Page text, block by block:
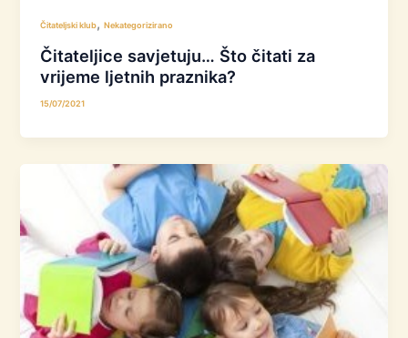
Čitateljski klub,Nekategorizirano
Čitateljice savjetuju… Što čitati za
vrijeme ljetnih praznika?
15/07/2021